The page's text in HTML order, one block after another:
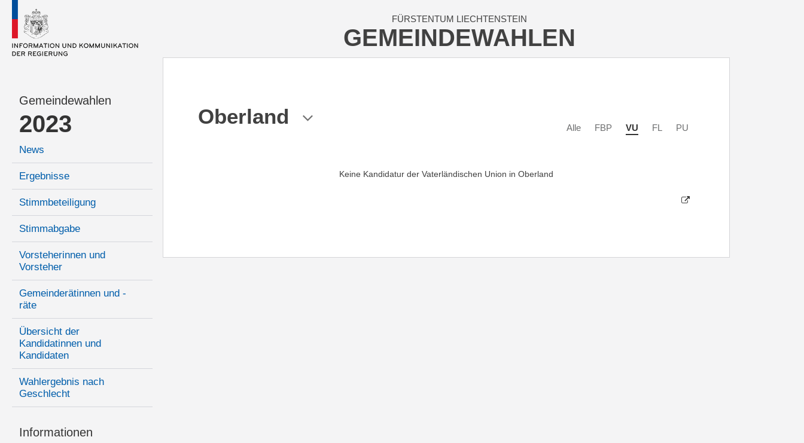
FÜRSTENTUM LIECHTENSTEIN
GEMEINDEWAHLEN
Gemeindewahlen
2023
News
Ergebnisse
Stimmbeteiligung
Stimmabgabe
Vorsteherinnen und
Vorsteher
Gemeinderätinnen und -
räte
Übersicht der
Kandidatinnen und
Kandidaten
Wahlergebnis nach
Geschlecht
Informationen
Oberland Alle FBP VU FL PU
Keine Kandidatur der Vaterländischen Union in Oberland